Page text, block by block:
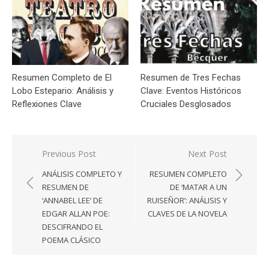
Resumen Completo de El
Lobo Estepario: Análisis y
Reflexiones Clave
Resumen de Tres Fechas
Clave: Eventos Históricos
Cruciales Desglosados
Navegación
entradas
Previous Post
ANÁLISIS COMPLETO Y
RESUMEN DE
‘ANNABEL LEE’ DE
EDGAR ALLAN POE:
DESCIFRANDO EL
POEMA CLÁSICO
Next Post
RESUMEN COMPLETO
DE ‘MATAR A UN
RUISEÑOR’: ANÁLISIS Y
CLAVES DE LA NOVELA